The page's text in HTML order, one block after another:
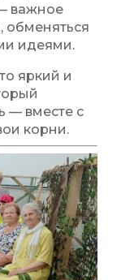
важное
обменяться
идеями.
яркий и
— вместе с
корни.